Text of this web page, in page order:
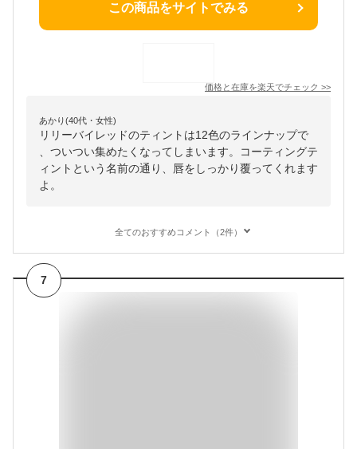
この商品をサイトでみる
価格と在庫を楽天でチェック >>
あかり(40代・女性)
リリーバイレッドのティントは12色のラインナップで
、ついつい集めたくなってしまいます。コーティングテ
ィントという名前の通り、唇をしっかり覆ってくれます
よ。
全てのおすすめコメント（2件）
7